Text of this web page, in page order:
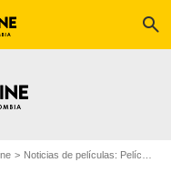
search
Noticias de películas: Película - ¿Sabías que...?